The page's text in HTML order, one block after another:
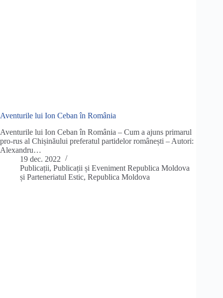
Aventurile lui Ion Ceban în România
Aventurile lui Ion Ceban în România – Cum a ajuns primarul
pro-rus al Chișinăului preferatul partidelor românești – Autori:
Alexandru…
19 dec. 2022
Publicații, Publicații și Eveniment Republica Moldova
și Parteneriatul Estic, Republica Moldova